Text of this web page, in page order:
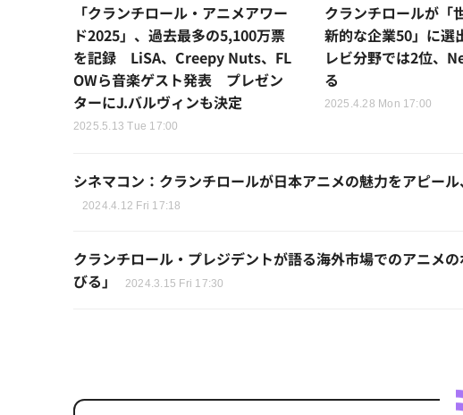
「クランチロール・アニメアワー
ド2025」、過去最多の5,100万票
を記録 LiSA、Creepy Nuts、FL
OWら音楽ゲスト発表 プレゼン
ターにJ.バルヴィンも決定
2025.5.13 Tue 17:00
クランチロールが「
新的な企業50」に
レビ分野では2位、
る
2025.4.28 Mon 17:00
シネマコン：クランチロールが日本アニメの魅力をアピー
2024.4.12 Fri 17:18
クランチロール・プレジデントが語る海外市場でのアニメ
びる」
2024.3.15 Fri 17:30